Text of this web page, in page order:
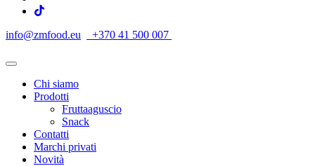
info@zmfood.eu +370 41 500 007
Chi siamo
Prodotti
Fruttaaguscio
Snack
Contatti
Marchi privati
Novità